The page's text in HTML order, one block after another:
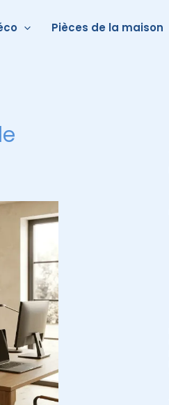
Pièces de la maison